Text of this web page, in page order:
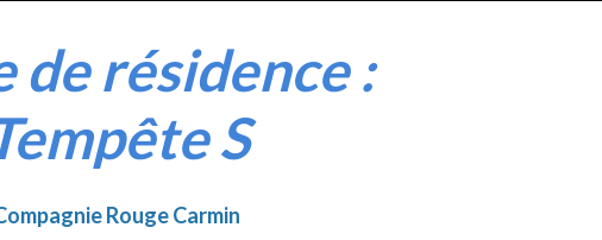
de résidence :
S
Rouge Carmin